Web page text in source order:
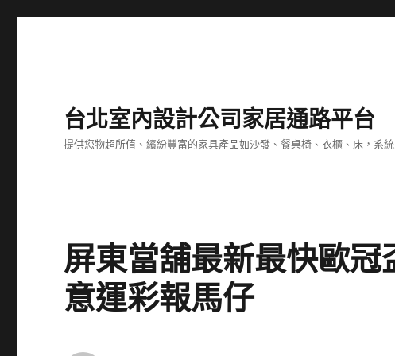
台北室內設計公司家居通路平台
提供您物超所值、繽紛豐富的家具產品如沙發、餐桌椅、衣櫃、床，系
屏東當舖最新最快歐
意運彩報馬仔